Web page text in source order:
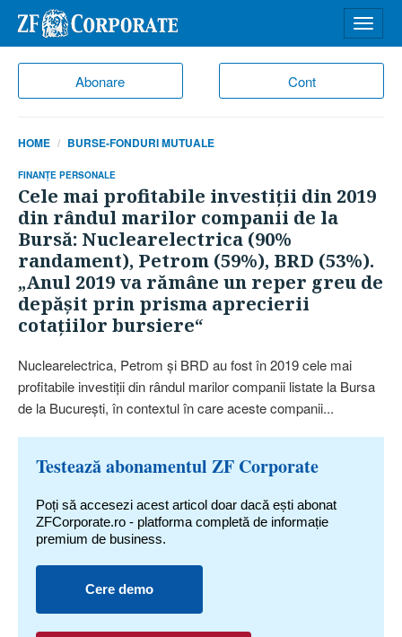
Abonare Cont
meniu
HOME BURSE-FONDURI MUTUALE
FINANŢE PERSONALE
Cele mai profitabile investiţii din 2019
din rândul marilor companii de la
Bursă: Nuclearelectrica (90%
randament), Petrom (59%), BRD (53%).
„Anul 2019 va rămâne un reper greu de
depăşit prin prisma aprecierii
cotaţiilor bursiere“
Nuclearelectrica, Petrom şi BRD au fost în 2019 cele mai
profitabile in­vestiţii din rândul mari­lor companii listate la Bursa
de la Bucu­reşti, în contextul în care aceste com­panii...
Testează abonamentul ZF Corporate
Poți să accesezi acest articol doar dacă ești abonat
ZFCorporate.ro - platforma completă de informație
premium de business.
Cere demo